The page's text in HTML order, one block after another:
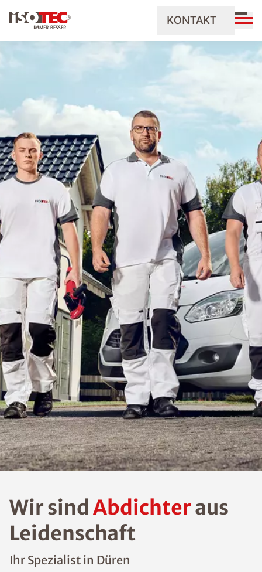
KONTAKT
Wir sind Abdichteraus
Leidenschaft
Ihr Spezialist in Düren